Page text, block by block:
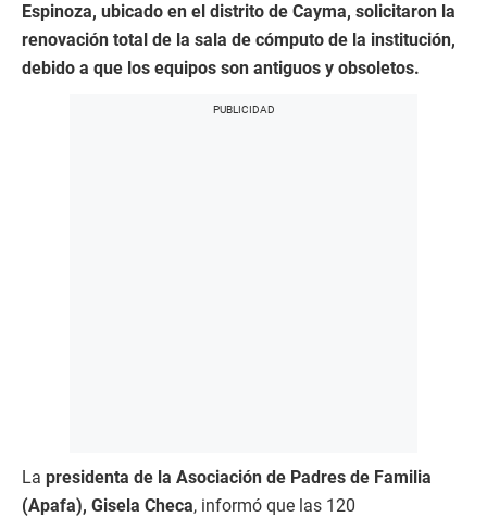
Espinoza, ubicado en el distrito de Cayma, solicitaron la
renovación total de la sala de cómputo de la institución,
debido a que los equipos son antiguos y obsoletos.
La presidenta de la Asociación de Padres de Familia
(Apafa), Gisela Checa, informó que las 120